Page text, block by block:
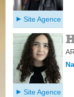
Site Agence
Site Agence